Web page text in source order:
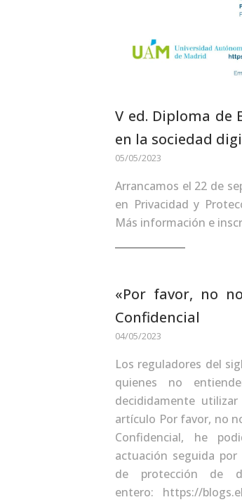
V ed. Diploma de
en la sociedad
05/05/2023
Arrancamos el 22 de
en Privacidad y
Más información e
«Por favor, no
Confidencial
04/05/2023
Los reguladores del
quienes no
decididamente
artículo Por favor, no
Confidencial, he
actuación seguida
de protección de
entero: https://